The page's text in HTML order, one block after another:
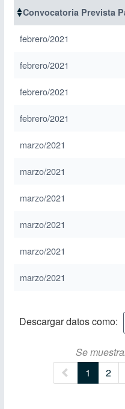
Convocatoria Prevista
febrero/2021
febrero/2021
febrero/2021
febrero/2021
marzo/2021
marzo/2021
marzo/2021
marzo/2021
marzo/2021
marzo/2021
Descargar datos como:
Se
1 (current)
2